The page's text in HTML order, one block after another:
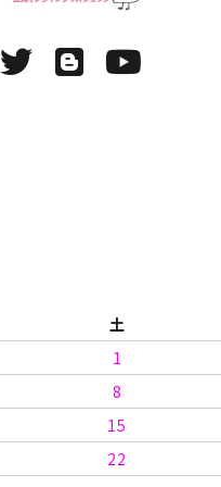
土
1
8
15
22